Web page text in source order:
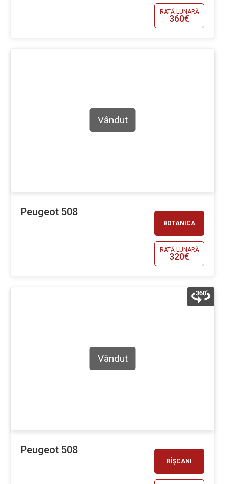
RATĂ LUNARĂ
360€
BOTANICA
RATĂ LUNARĂ
320€
Vândut
Peugeot 508
RÎȘCANI
Vândut
Peugeot 508